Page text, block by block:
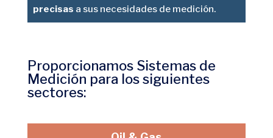
precisas a sus necesidades de medición.​
Proporcionamos Sistemas de
Medición para los siguientes
sectores: